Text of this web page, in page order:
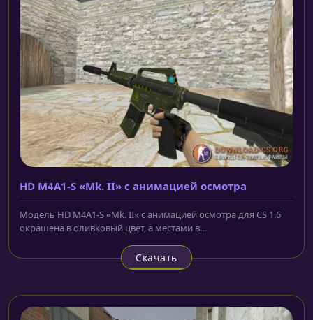
HD M4A1-S «Mk. II» с анимацией осмотра
Модель HD M4A1-S «Mk. II» с анимацией осмотра для CS 1.6
окрашена в оливковый цвет, а местами в...
Скачать